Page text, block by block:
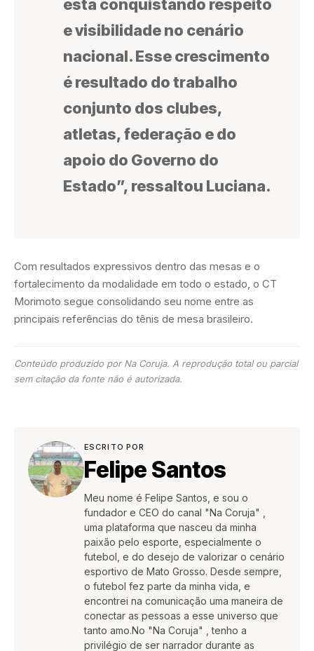
está conquistando respeito
e visibilidade no cenário
nacional. Esse crescimento
é resultado do trabalho
conjunto dos clubes,
atletas, federação e do
apoio do Governo do
Estado”, ressaltou Luciana.
Com resultados expressivos dentro das mesas e o
fortalecimento da modalidade em todo o estado, o CT
Morimoto segue consolidando seu nome entre as
principais referências do tênis de mesa brasileiro.
Conteúdo produzido por Na Coruja. A reprodução total ou parcial
sem citação da fonte não é autorizada.
ESCRITO POR
Felipe Santos
Meu nome é Felipe Santos, e sou o
fundador e CEO do canal "Na Coruja" ,
uma plataforma que nasceu da minha
paixão pelo esporte, especialmente o
futebol, e do desejo de valorizar o cenário
esportivo de Mato Grosso. Desde sempre,
o futebol fez parte da minha vida, e
encontrei na comunicação uma maneira de
conectar as pessoas a esse universo que
tanto amo.No "Na Coruja" , tenho a
privilégio de ser narrador durante as